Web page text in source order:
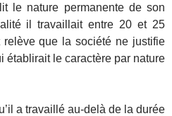
le nature permanente de son
il travaillait entre 20 et 25
relève que la société ne justifie
établirait le caractère par nature
a travaillé au-delà de la durée